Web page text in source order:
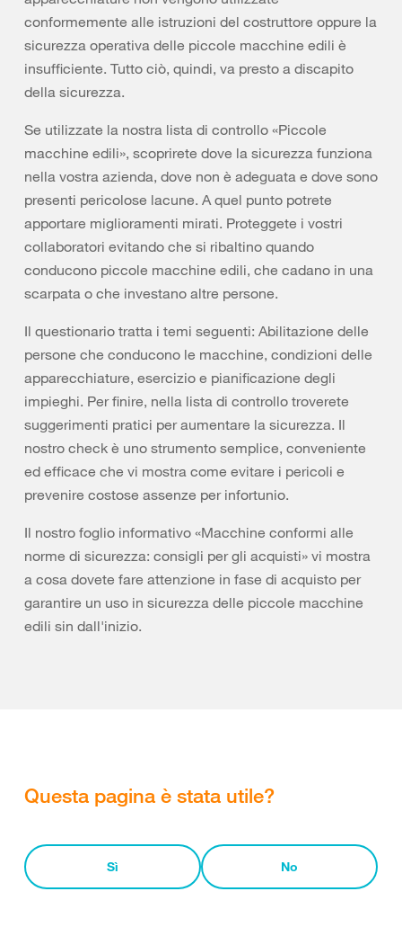
conformemente alle istruzioni del costruttore oppure la
sicurezza operativa delle piccole macchine edili è
insufficiente. Tutto ciò, quindi, va presto a discapito
della sicurezza.
Se utilizzate la nostra lista di controllo «Piccole
macchine edili», scoprirete dove la sicurezza funziona
nella vostra azienda, dove non è adeguata e dove sono
presenti pericolose lacune. A quel punto potrete
apportare miglioramenti mirati. Proteggete i vostri
collaboratori evitando che si ribaltino quando
conducono piccole macchine edili, che cadano in una
scarpata o che investano altre persone.
Il questionario tratta i temi seguenti: Abilitazione delle
persone che conducono le macchine, condizioni delle
apparecchiature, esercizio e pianificazione degli
impieghi. Per finire, nella lista di controllo troverete
suggerimenti pratici per aumentare la sicurezza. Il
nostro check è uno strumento semplice, conveniente
ed efficace che vi mostra come evitare i pericoli e
prevenire costose assenze per infortunio.
Il nostro foglio informativo «Macchine conformi alle
norme di sicurezza: consigli per gli acquisti» vi mostra
a cosa dovete fare attenzione in fase di acquisto per
garantire un uso in sicurezza delle piccole macchine
edili sin dall'inizio.
Questa pagina è stata utile?
Sì No